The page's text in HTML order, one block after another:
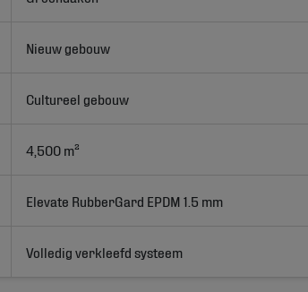
Nieuw gebouw
Cultureel gebouw
4,500 m²
Elevate RubberGard EPDM 1.5 mm
Volledig verkleefd systeem